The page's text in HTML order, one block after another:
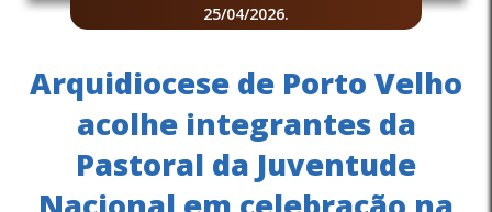
25/04/2026.
Arquidiocese de Porto Velho
acolhe integrantes da
Pastoral da Juventude